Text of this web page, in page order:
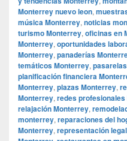
Monterrey nuevo leon,
música Monterrey, noticias
turismo Monterrey, oficinas en
Monterrey, oportunidades
Monterrey, panaderías
temáticos Monterrey,
planificación financiera
Monterrey, plazas Monterrey,
Monterrey, redes
relajación Monterrey,
monterrey, reparaciones del
Monterrey, representación